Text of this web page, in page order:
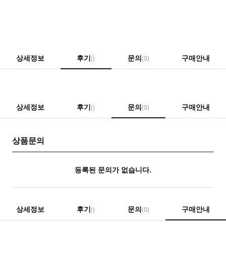
상세정보 후기() 문의(0) 구매안내
상세정보 후기() 문의(0) 구매안내
상품문의
등록된 문의가 없습니다.
상세정보 후기() 문의(0) 구매안내